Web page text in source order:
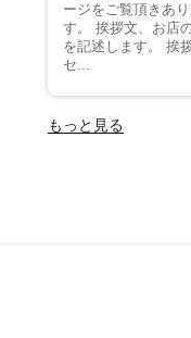
ージをご覧頂きあ
す。 挨拶文、お店
を記述します。 挨
セ...
もっと見る